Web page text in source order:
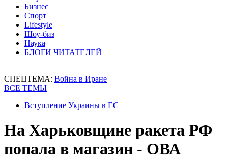
Бизнес
Спорт
Lifestyle
Шоу-биз
Наука
БЛОГИ ЧИТАТЕЛЕЙ
СПЕЦТЕМА: Война в Иране
ВСЕ ТЕМЫ
Вступление Украины в ЕС
На Харьковщине ракета РФ
попала в магазин - ОВА